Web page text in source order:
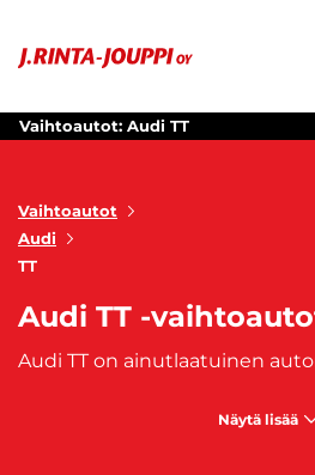
Vaihtoautot: Audi TT
Vaihtoautot
Audi
TT
Audi TT -
Näytä lisää